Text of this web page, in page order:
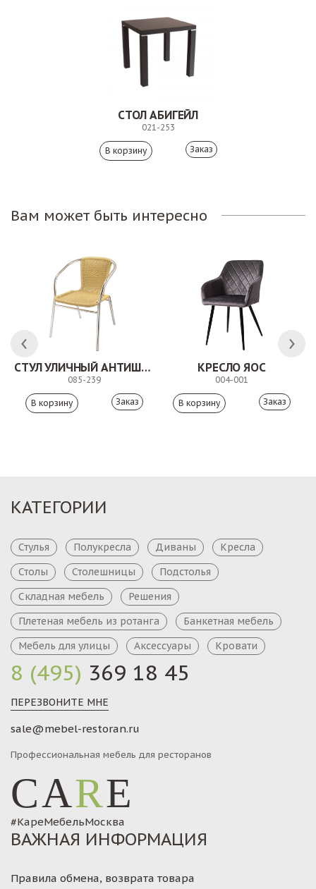
СТОЛ АБИГЕЙЛ
021-253
Заказ
Вам может быть интересно
СТУЛ УЛИЧНЫЙ АНТИШОН
085-239
Заказ
КРЕСЛО ЯОС
004-001
Заказ
8 (495) 369 18 45
ПЕРЕЗВОНИТЕ МНЕ
sale@mebel-restoran.ru
Профессиональная мебель для ресторанов
CARE
#КареМебельМосква
КАТЕГОРИИ
Стулья Полукресла Диваны
Кресла
Столы
Столешницы
Подстолья
Складная мебель
Решения
Плетеная мебель из ротанга
Банкетная мебель
Мебель для улицы
Аксессуары Кровати
ВАЖНАЯ ИНФОРМАЦИЯ
Правила обмена, возврата товара